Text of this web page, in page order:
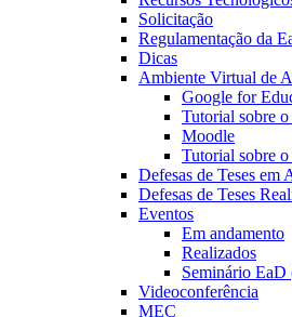
Solicitação
Regulamentação da
Dicas
Ambiente Virtual de
Google for
Tutorial sobre
Moodle
Tutorial sobre
Defesas de Teses em
Defesas de Teses
Eventos
Em andamento
Realizados
Seminário EaD
Videoconferência
MEC